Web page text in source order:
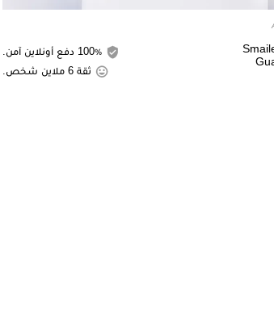
ثقة 6 ملاين شخص.